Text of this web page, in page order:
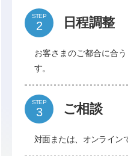
STEP 日程調整
お客さまのご都合に合
す。
STEP ご相談
対面または、オンライン